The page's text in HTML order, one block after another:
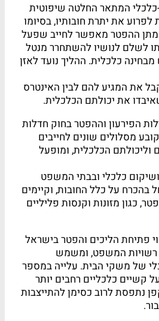
המתאר החלטה שיפוטית
את יתרת חובותיו, בסיומו
מתן ההפטר מאפשר לחייב שפעל
לשלם לנושיו להשתחרר מנטל
כלכלית. ההליך נועד לאזן
את המגיע להם לבין האינטרס
את יכולתם הכלכלית.
הפירעון וההפטר בחוק חדלות
מסלולים שונים לחייבים
הכלכלית, ומופעל
כלכלי ובבתי המשפט
בהכרח על כלל החובות, וקיימים
כגון מזונות וקנסות פליליים
פתיחת הליכים והפטר בישראל
המשפט, ומשמש
של משקי הבית. עלייה במספר
קשיים כלכליים רחבים יותר
נתפסת לרוב כסימן להתייצבות